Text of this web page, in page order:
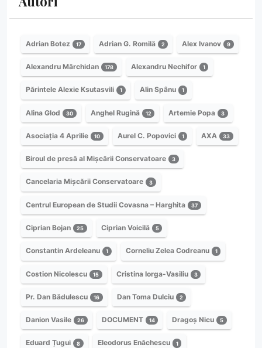
Adrian Botez 17 Adrian G. Romilă 2 Alex Ivanov 9
Alexandru Mărchidan 178 Alexandru Nechifor 1
Părintele Alexie Ksutasvili 1 Alin Spânu 1
Alina Glod 30 Anghel Rugină 12 Artemie Popa 3
Asociația 4 Aprilie 10 Aurel C. Popovici 1 AXA 33
Biroul de presă al Mișcării Conservatoare 3
Cancelaria Mișcării Conservatoare 3
Centrul European de Studii Covasna – Harghita 37
Ciprian Bojan 25 Ciprian Voicilă 5
Constantin Ardeleanu 1 Corneliu Zelea Codreanu 1
Costion Nicolescu 15 Cristina Iorga-Vasiliu 3
Pr. Dan Bădulescu 16 Dan Toma Dulciu 2
Danion Vasile 26 DOCUMENT 14 Dragoș Nicu 5
Eduard Țugui 8 Eleodorus Enăchescu 1